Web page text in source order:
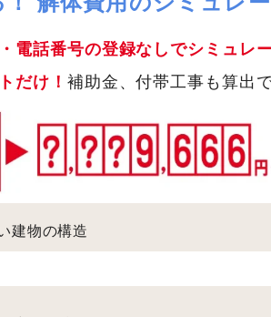
電話番号の登録なしでシミュレ
だけ！ 補助金、付帯工事も算出で
建物の構造